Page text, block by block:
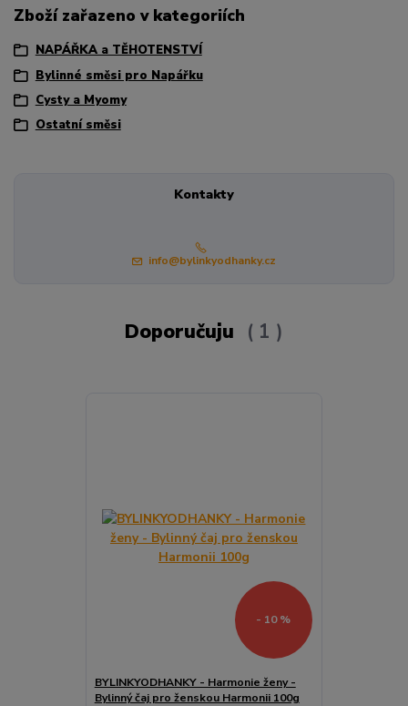
Zboží zařazeno v kategoriích
NAPÁŘKA a TĚHOTENSTVÍ
Bylinné směsi pro Napářku
Cysty a Myomy
Ostatní směsi
Kontakty
info@bylinkyodhanky.cz
Doporučuju 1
- 10 %
BYLINKYODHANKY - Harmonie ženy -
Bylinný čaj pro ženskou Harmonii 100g